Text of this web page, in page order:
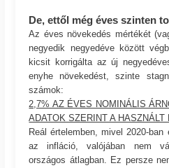
De, ettől még éves szinten
Az éves növekedés mértékét
negyedik negyedéve között
kicsit korrigálta az új
enyhe növekedést, szinte
számok:
2,7% AZ ÉVES NOMINÁLIS
ADATOK SZERINT A HASZNÁLT
Reál értelemben, mivel 2020-
az infláció, valójában nem
országos átlagban. Ez persze